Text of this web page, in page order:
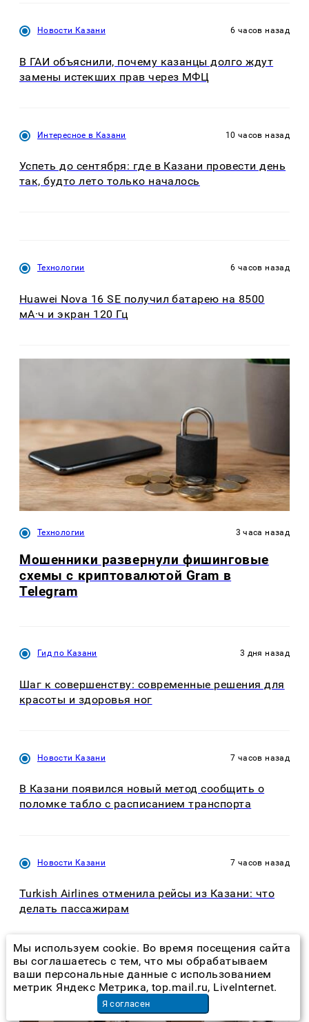
Новости Казани 6 часов назад
В ГАИ объяснили, почему казанцы долго ждут
замены истекших прав через МФЦ
Интересное в Казани 10 часов назад
Успеть до сентября: где в Казани провести день
так, будто лето только началось
Технологии 6 часов назад
Huawei Nova 16 SE получил батарею на 8500
мА·ч и экран 120 Гц
Технологии 3 часа назад
Мошенники развернули фишинговые
схемы с криптовалютой Gram в
Telegram
Гид по Казани 3 дня назад
Шаг к совершенству: современные решения для
красоты и здоровья ног
Новости Казани 7 часов назад
В Казани появился новый метод сообщить о
поломке табло с расписанием транспорта
Новости Казани 7 часов назад
Turkish Airlines отменила рейсы из Казани: что
делать пассажирам
Мы используем cookie. Во время посещения сайта
вы соглашаетесь с тем, что мы обрабатываем
ваши персональные данные с использованием
метрик Яндекс Метрика, top.mail.ru, LiveInternet.
Я согласен